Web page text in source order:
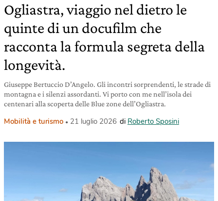
Ogliastra, viaggio nel dietro le
quinte di un docufilm che
racconta la formula segreta della
longevità.
Giuseppe Bertuccio D’Angelo. Gli incontri sorprendenti, le strade di
montagna e i silenzi assordanti. Vi porto con me nell’isola dei
centenari alla scoperta delle Blue zone dell’Ogliastra.
Mobilità e turismo 21 luglio 2026 di Roberto Sposini